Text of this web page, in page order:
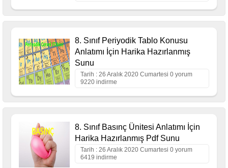
8. Sınıf Periyodik Tablo Konusu
Anlatımı İçin Harika Hazırlanmış
Sunu
Tarih : 26 Aralık 2020 Cumartesi 0 yorum
9220 indirme
8. Sınıf Basınç Ünitesi Anlatımı İçin
Harika Hazırlanmış Pdf Sunu
Tarih : 26 Aralık 2020 Cumartesi 0 yorum
6419 indirme